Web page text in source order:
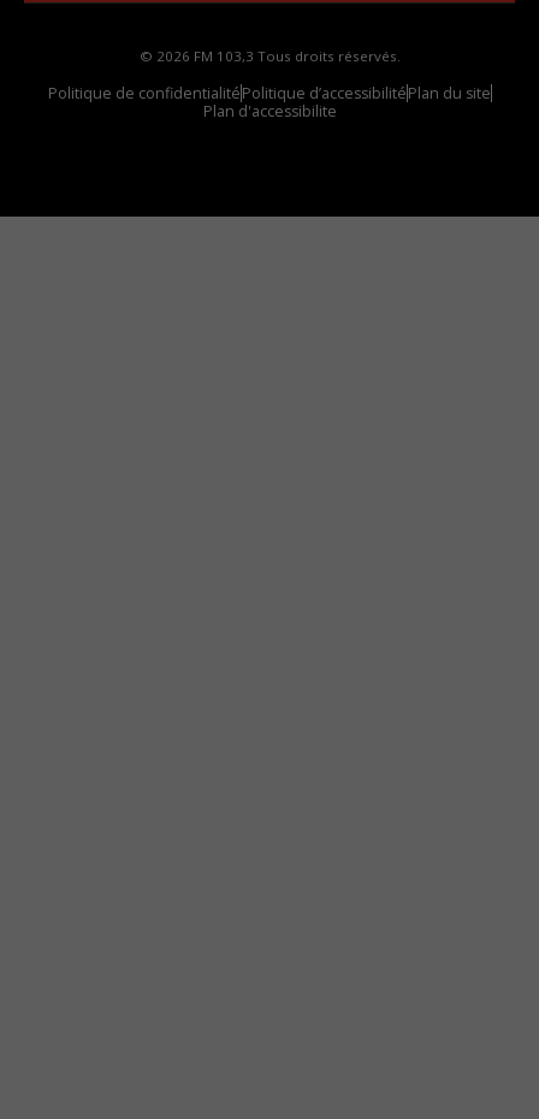
© 2026 FM 103,3 Tous droits réservés.
Politique de confidentialitéPolitique d’accessibilitéPlan du site
Plan d'accessibilite